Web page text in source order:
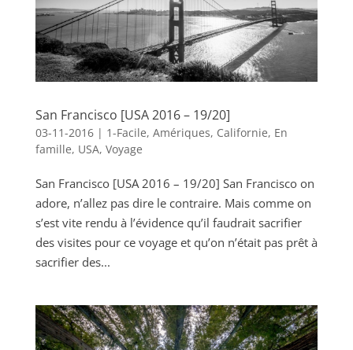
San Francisco [USA 2016 – 19/20]
03-11-2016| 1-Facile, Amériques, Californie, En
famille, USA, Voyage
San Francisco [USA 2016 – 19/20] San Francisco on
adore, n’allez pas dire le contraire. Mais comme on
s’est vite rendu à l’évidence qu’il faudrait sacrifier
des visites pour ce voyage et qu’on n’était pas prêt à
sacrifier des...